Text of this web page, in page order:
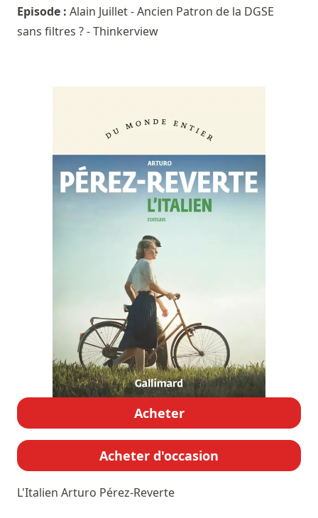
Episode : Alain Juillet - Ancien Patron de la DGSE
sans filtres ? - Thinkerview
Acheter
Acheter d'occasion
L'Italien Arturo Pérez-Reverte